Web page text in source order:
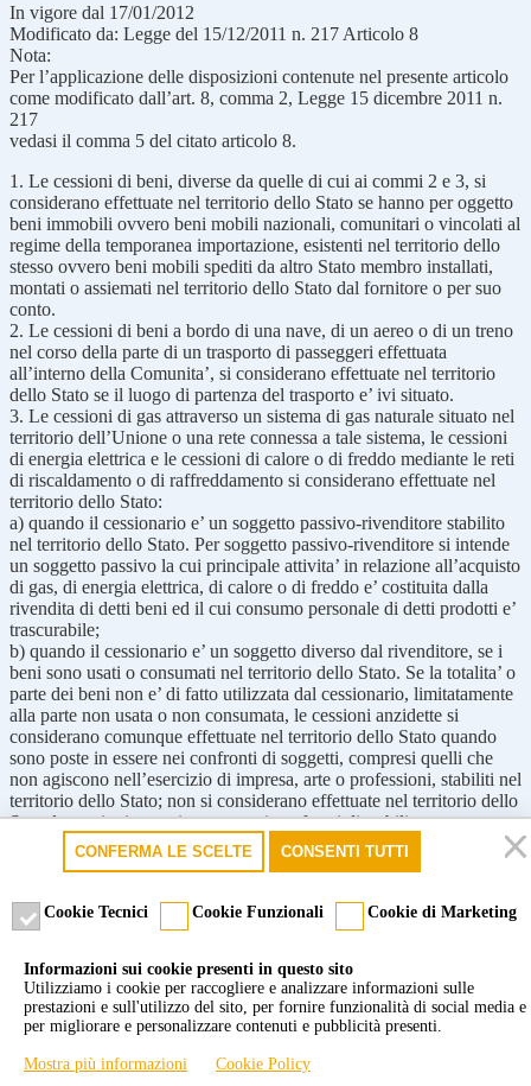
In vigore dal 17/01/2012
Modificato da: Legge del 15/12/2011 n. 217 Articolo 8
Nota:
Per l’applicazione delle disposizioni contenute nel presente articolo
come modificato dall’art. 8, comma 2, Legge 15 dicembre 2011 n.
217
vedasi il comma 5 del citato articolo 8.
1. Le cessioni di beni, diverse da quelle di cui ai commi 2 e 3, si
considerano effettuate nel territorio dello Stato se hanno per oggetto
beni immobili ovvero beni mobili nazionali, comunitari o vincolati al
regime della temporanea importazione, esistenti nel territorio dello
stesso ovvero beni mobili spediti da altro Stato membro installati,
montati o assiemati nel territorio dello Stato dal fornitore o per suo
conto.
2. Le cessioni di beni a bordo di una nave, di un aereo o di un treno
nel corso della parte di un trasporto di passeggeri effettuata
all’interno della Comunita’, si considerano effettuate nel territorio
dello Stato se il luogo di partenza del trasporto e’ ivi situato.
3. Le cessioni di gas attraverso un sistema di gas naturale situato nel
territorio dell’Unione o una rete connessa a tale sistema, le cessioni
di energia elettrica e le cessioni di calore o di freddo mediante le reti
di riscaldamento o di raffreddamento si considerano effettuate nel
territorio dello Stato:
a) quando il cessionario e’ un soggetto passivo-rivenditore stabilito
nel territorio dello Stato. Per soggetto passivo-rivenditore si intende
un soggetto passivo la cui principale attivita’ in relazione all’acquisto
di gas, di energia elettrica, di calore o di freddo e’ costituita dalla
rivendita di detti beni ed il cui consumo personale di detti prodotti e’
trascurabile;
b) quando il cessionario e’ un soggetto diverso dal rivenditore, se i
beni sono usati o consumati nel territorio dello Stato. Se la totalita’ o
parte dei beni non e’ di fatto utilizzata dal cessionario, limitatamente
alla parte non usata o non consumata, le cessioni anzidette si
considerano comunque effettuate nel territorio dello Stato quando
sono poste in essere nei confronti di soggetti, compresi quelli che
non agiscono nell’esercizio di impresa, arte o professioni, stabiliti nel
territorio dello Stato; non si considerano effettuate nel territorio dello
Stato le cessioni poste in essere nei confronti di stabili
organizzazioni all’estero, per le quali sono effettuati gli acquisti da
In vigore dal 20/02/2010
Modificato da: Decreto legislativo del 11/02/2010 n. 18 Articolo 1
Nota:
legislativo 11 febbraio 2010 n. 18, si applicano alle operazioni
CONFERMA LE SCELTE CONSENTI TUTTI
Cookie Tecnici Cookie Funzionali Cookie di Marketing
Informazioni sui cookie presenti in questo sito
Utilizziamo i cookie per raccogliere e analizzare informazioni sulle
prestazioni e sull'utilizzo del sito, per fornire funzionalità di social media e
per migliorare e personalizzare contenuti e pubblicità presenti.
Mostra più informazioni Cookie Policy